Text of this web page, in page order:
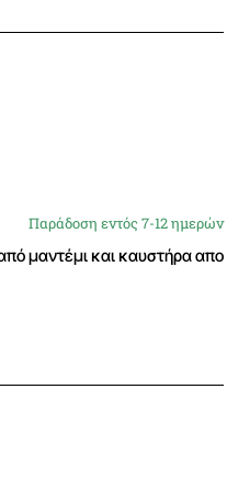
Παράδοση εντός 7-12 ημερών
μαντέμι και καυστήρα απο